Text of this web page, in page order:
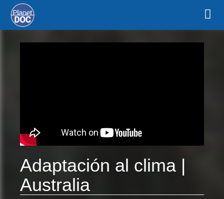
Adaptación al clima |
Australia